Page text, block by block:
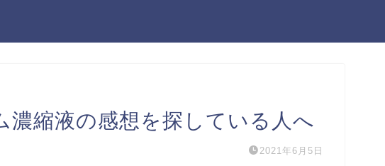
濃縮液の感想を探している人へ
2021年6月5日